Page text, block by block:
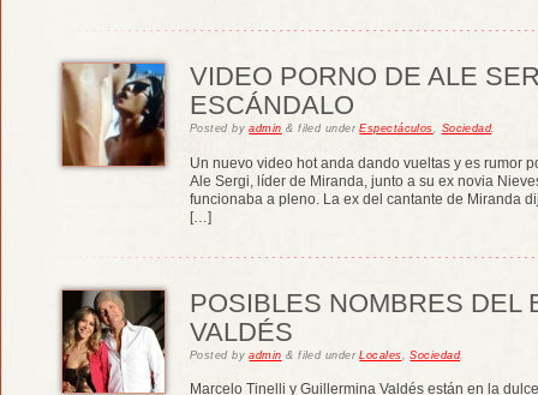
VIDEO PORNO DE ALE
ESCÁNDALO
Postedbyadmin & filed underEspectáculos, Sociedad.
Un nuevo video hot anda dando vueltas y es rumor
Ale Sergi, líder de Miranda, junto a su ex novia
funcionaba a pleno. La ex del cantante de Miranda
[…]
POSIBLES NOMBRES DEL
VALDÉS
Postedbyadmin & filed underLocales,Sociedad.
Marcelo Tinelli y Guillermina Valdés están en la